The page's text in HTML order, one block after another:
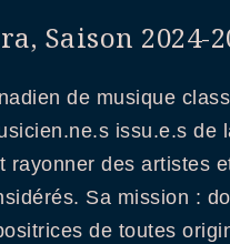
Saison 2024-
de musique
issu.e.s de
rayonner des artistes
Sa mission :
de toutes